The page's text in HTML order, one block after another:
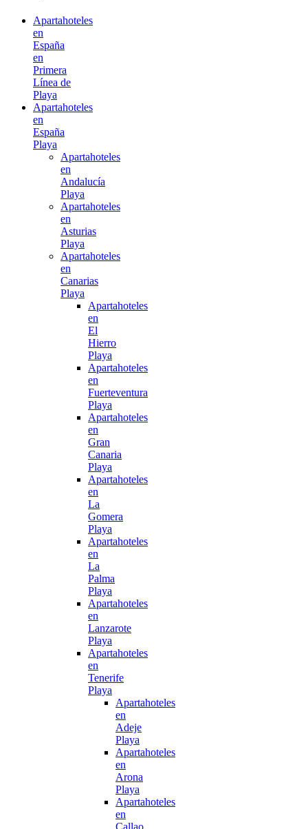
Apartahoteles
en
España
en
Primera
Línea de
Playa
Apartahoteles
en
España
Playa
Apartahoteles
en
Andalucía
Playa
Apartahoteles
en
Asturias
Playa
Apartahoteles
en
Canarias
Playa
Apartahoteles
en
El
Hierro
Playa
Apartahoteles
en
Fuerteventura
Playa
Apartahoteles
en
Gran
Canaria
Playa
Apartahoteles
en
La
Gomera
Playa
Apartahoteles
en
La
Palma
Playa
Apartahoteles
en
Lanzarote
Playa
Apartahoteles
en
Tenerife
Playa
Apartahoteles
en
Adeje
Playa
Apartahoteles
en
Arona
Playa
Apartahoteles
en
Callao